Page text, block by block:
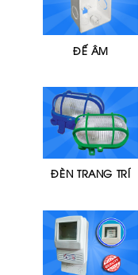
ĐẾ ÂM
ĐÈN TRANG TRÍ